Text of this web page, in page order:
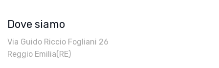
Dove siamo
Via Guido Riccio Fogliani 26
Reggio Emilia(RE)